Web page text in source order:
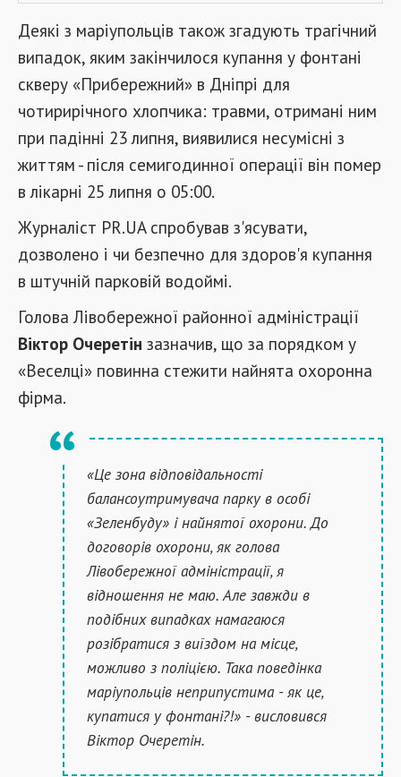
Деякі з маріупольців також згадують трагічний
випадок, яким закінчилося купання у фонтані
скверу «Прибережний» в Дніпрі для
чотирирічного хлопчика: травми, отримані ним
при падінні 23 липня, виявилися несумісні з
життям - після семигодинної операції він помер
в лікарні 25 липня о 05:00.
Журналіст PR.UA спробував з'ясувати,
дозволено і чи безпечно для здоров'я купання
в штучній парковій водоймі.
Голова Лівобережної районної адміністрації
Віктор Очеретін зазначив, що за порядком у
«Веселці» повинна стежити найнята охоронна
фірма.
«Це зона відповідальності
балансоутримувача парку в особі
«Зеленбуду» і найнятої охорони. До
договорів охорони, як голова
Лівобережної адміністрації, я
відношення не маю. Але завжди в
подібних випадках намагаюся
розібратися з виїздом на місце,
можливо з поліцією. Така поведінка
маріупольців неприпустима - як це,
купатися у фонтані?!» - висловився
Віктор Очеретін.